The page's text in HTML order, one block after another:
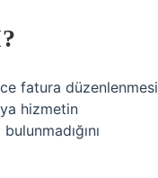
fatura düzenlenmesi
hizmetin